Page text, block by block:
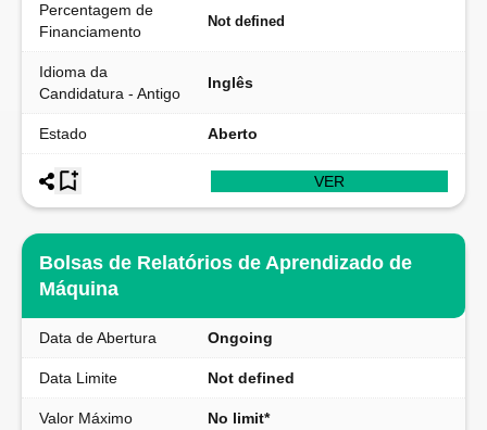
Percentagem de
Financiamento
Not defined
Idioma da
Candidatura - Antigo
Inglês
Estado Aberto
VER
Bolsas de Relatórios de Aprendizado de
Máquina
Data de Abertura Ongoing
Data Limite Not defined
Valor Máximo No limit*